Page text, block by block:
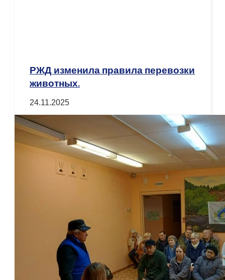
РЖД изменила правила перевозки
животных.
24.11.2025